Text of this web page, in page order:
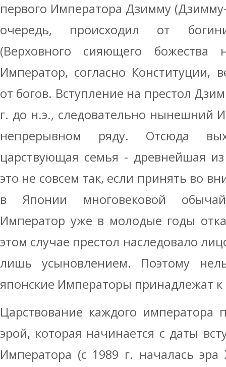
первого Императора Дзимму
очередь, происходил от
(Верховного сияющего божества
Император, согласно Конституции,
от богов. Вступление на престол
г. до н.э., следовательно нынешний
непрерывном ряду. Отсюда
царствующая семья - древнейшая
это не совсем так, если принять во
в Японии многовековой
Император уже в молодые годы
этом случае престол наследовало
лишь усыновлением. Поэтому
японские Императоры принадлежат
Царствование каждого императора
эрой, которая начинается с даты
Императора (с 1989 г. началась